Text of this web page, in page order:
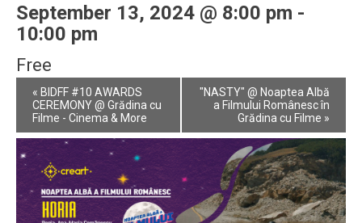
September 13, 2024 @ 8:00 pm -
10:00 pm
Free
Event
Navigation
« BIDFF #10 AWARDS
CEREMONY @ Grădina cu
Filme - Cinema & More
"NASTY" @ Noaptea Albă
a Filmului Românesc în
Grădina cu Filme »